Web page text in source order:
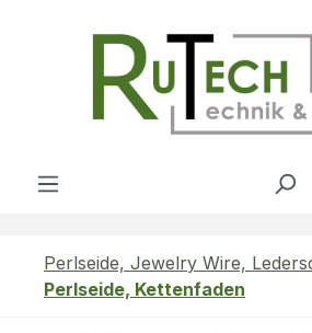
Perlseide, Jewelry Wire,
Perlseide, Kettenfaden